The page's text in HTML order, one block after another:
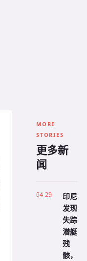
MORE
STORIES
更多新
闻
04-29
印尼
发现
失踪
潜艇
残
骸，